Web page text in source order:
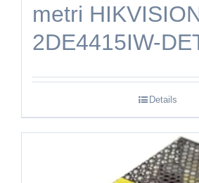
metri
2DE4415IW-
Details